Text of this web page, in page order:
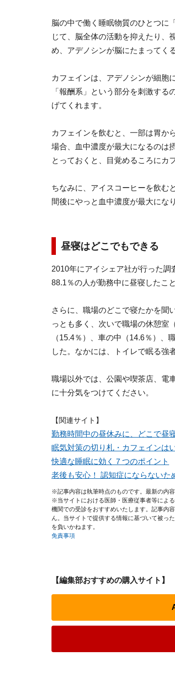
脳の中で働く睡眠物質のひとつに
じて、脳全体の活動を抑えたり、
め、アデノシンが脳にたまってく
カフェインは、アデノシンが細胞
「報酬系」という部分を刺激す
げてくれます。
カフェインを飲むと、一部は胃か
場合、血中濃度が最大になるのは
とっておくと、目覚めるころにカ
ちなみに、アイスコーヒーを飲む
間後にやっと血中濃度が最大にな
昼寝はどこでもできる
2010年にアイシェア社が行った調
88.1％の人が勤務中に昼寝したこ
さらに、職場のどこで寝たかを聞
っとも多く、次いで職場の休憩室
（15.4％）、車の中（14.6％）、
した。なかには、トイレで眠る強
職場以外では、公園や喫茶店、電
に十分気をつけてください。
【関連サイト】
勤務時間中の昼休みに、どこで昼
眠気対策の切り札・カフェインは
快適な睡眠に効く７つのポイント
老後も安心！ 認知症にならないた
※記事内容は執筆時点のものです。最新の内容
※当サイトにおける医師・医療従事者等によ
機関での受診をおすすめいたします。記事内
ん。当サイトで提供する情報に基づいて被っ
を負いかねます。
免責事項
【編集部おすすめの購入サイト】